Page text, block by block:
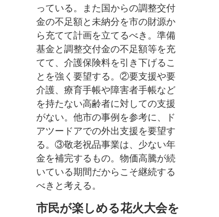
っている。また国からの調整交付
金の不足額と未納分を市の財源か
ら充てて計画を立てるべき。準備
基金と調整交付金の不足額等を充
てて、介護保険料を引き下げるこ
とを強く要望する。②要支援や要
介護、療育手帳や障害者手帳など
を持たない高齢者に対しての支援
がない。他市の事例を参考に、ド
アツードアでの外出支援を要望す
る。③敬老祝品事業は、少ない年
金を補完するもの。物価高騰が続
いている期間だからこそ継続する
べきと考える。
市民が楽しめる花火大会を